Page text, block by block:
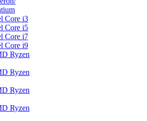
Core i3
Core i5
Core i7
Core i9
Ryzen
Ryzen
Ryzen
Ryzen